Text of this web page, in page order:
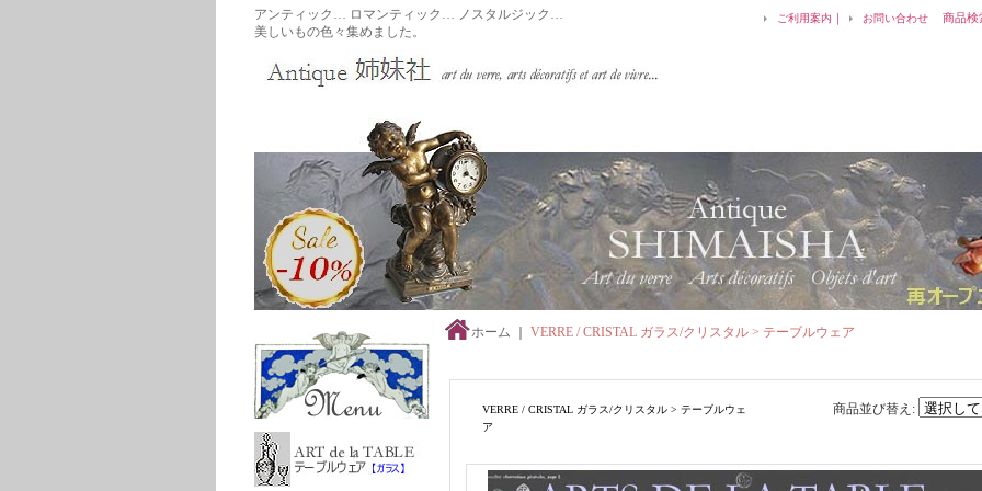
アンティック… ロマンティック… ノスタルジック…
美しいもの色々集めました。
ご利用案内 ｜ お問い合わせ 商品検
ホーム VERRE / CRISTAL ガラス/クリスタル > テーブルウェア
VERRE / CRISTAL ガラス/クリスタル > テーブルウェ
ア
商品並び替え :